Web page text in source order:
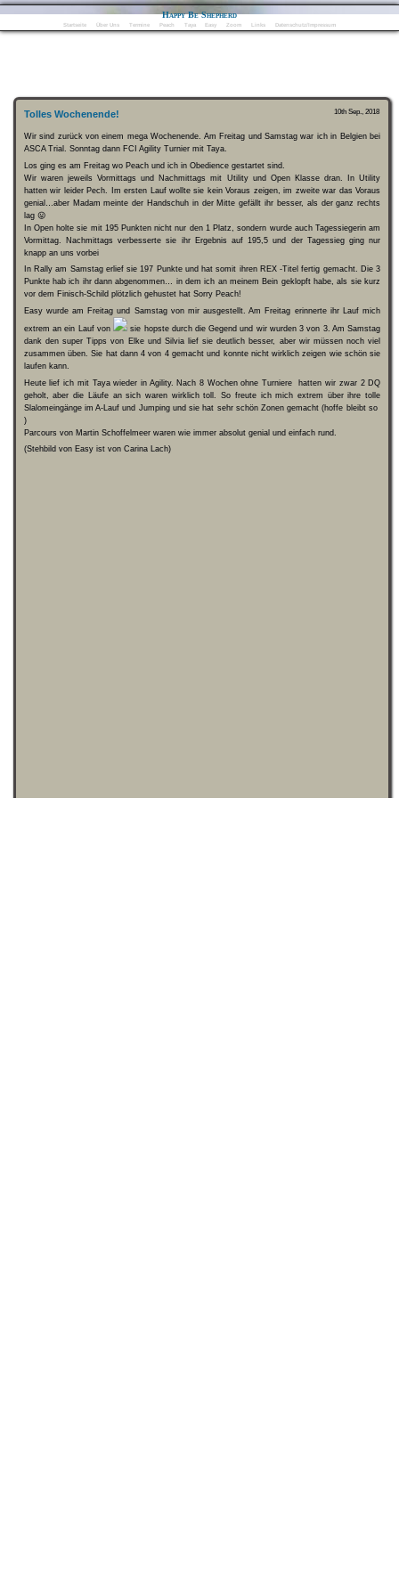
Happy Be Shepherd
Startseite Über Uns Termine Peach Taya Easy Zoom Links Datenschutz/Impressum
10th Sep., 2018
Tolles Wochenende!
Wir sind zurück von einem mega Wochenende. Am Freitag und Samstag war ich in Belgien bei
ASCA Trial. Sonntag dann FCI Agility Turnier mit Taya.
Los ging es am Freitag wo Peach und ich in Obedience gestartet sind.
Wir waren jeweils Vormittags und Nachmittags mit Utility und Open Klasse dran. In Utility
hatten wir leider Pech. Im ersten Lauf wollte sie kein Voraus zeigen, im zweite war das Voraus
genial…aber Madam meinte der Handschuh in der Mitte gefällt ihr besser, als der ganz rechts
lag 😛
In Open holte sie mit 195 Punkten nicht nur den 1 Platz, sondern wurde auch Tagessiegerin am
Vormittag. Nachmittags verbesserte sie ihr Ergebnis auf 195,5 und der Tagessieg ging nur
knapp an uns vorbei
In Rally am Samstag erlief sie 197 Punkte und hat somit ihren REX -Titel fertig gemacht. Die 3
Punkte hab ich ihr dann abgenommen… in dem ich an meinem Bein geklopft habe, als sie kurz
vor dem Finisch-Schild plötzlich gehustet hat Sorry Peach!
Easy wurde am Freitag und Samstag von mir ausgestellt. Am Freitag erinnerte ihr Lauf mich
extrem an ein Lauf von
sie hopste durch die Gegend und wir wurden 3 von 3. Am Samstag
dank den super Tipps von Elke und Silvia lief sie deutlich besser, aber wir müssen noch viel
zusammen üben. Sie hat dann 4 von 4 gemacht und konnte nicht wirklich zeigen wie schön sie
laufen kann.
Heute lief ich mit Taya wieder in Agility. Nach 8 Wochen ohne Turniere
hatten wir zwar 2 DQ
geholt, aber die Läufe an sich waren wirklich toll. So freute ich mich extrem über ihre tolle
Slalomeingänge im A-Lauf und Jumping und sie hat sehr schön Zonen gemacht (hoffe bleibt so
)
Parcours von Martin Schoffelmeer waren wie immer absolut genial und einfach rund.
(Stehbild von Easy ist von Carina Lach)